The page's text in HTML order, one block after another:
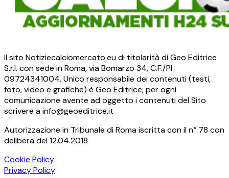
Il sito Notiziecalciomercato.eu di titolarità di Geo Editrice
S.r.l. con sede in Roma, via Bomarzo 34, C.F./PI
09724341004. Unico responsabile dei contenuti (testi,
foto, video e grafiche) è Geo Editrice; per ogni
comunicazione avente ad oggetto i contenuti del Sito
scrivere a info@geoeditrice.it
Autorizzazione in Tribunale di Roma iscritta con il n° 78 con
delibera del 12.04.2018
Cookie Policy
Privacy Policy